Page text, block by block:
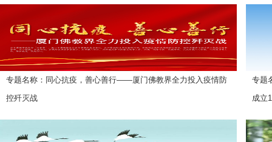
专题名称：同心抗疫，善心善行——厦门佛教界全力投入疫情防
控歼灭战
专题
成立